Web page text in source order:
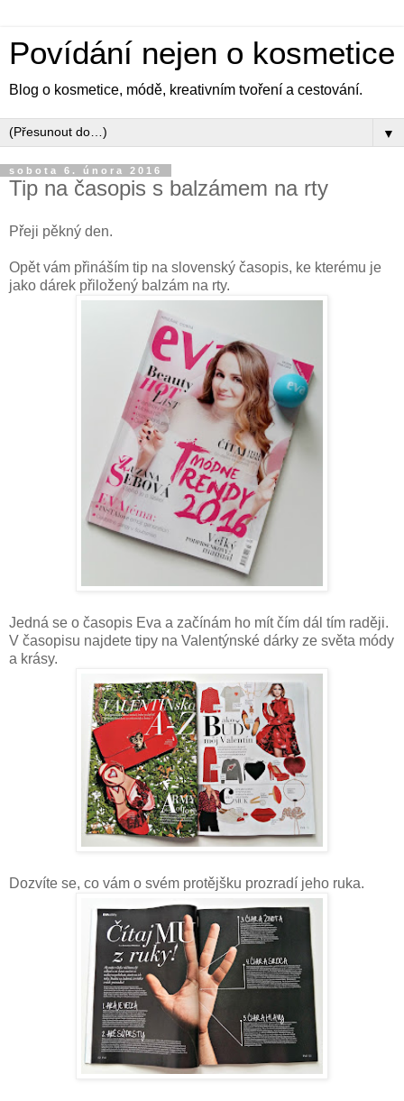
Povídání nejen o kosmetice
Blog o kosmetice, módě, kreativním tvoření a cestování.
▼
sobota 6. února 2016
Tip na časopis s balzámem na rty
Přeji pěkný den.
Opět vám přináším tip na slovenský časopis, ke kterému je
jako dárek přiložený balzám na rty.
Jedná se o časopis Eva a začínám ho mít čím dál tím raději.
V časopisu najdete tipy na Valentýnské dárky ze světa módy
a krásy.
Dozvíte se, co vám o svém protějšku prozradí jeho ruka.